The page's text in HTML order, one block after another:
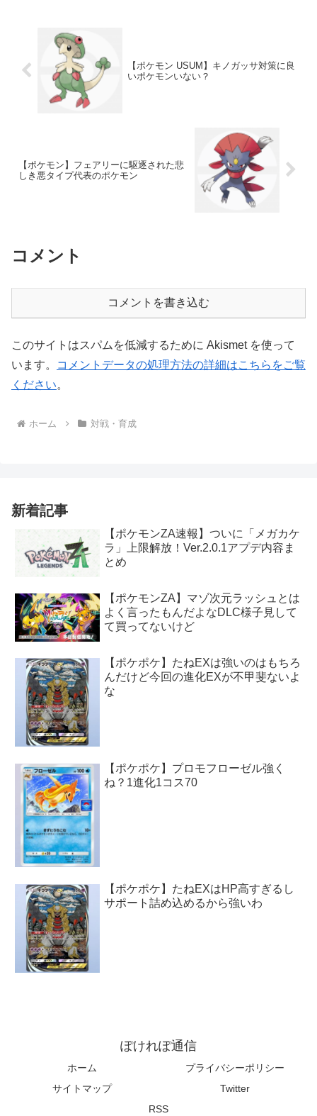
【ポケモン USUM】キノガッサ対策に良
いポケモンいない？
【ポケモン】フェアリーに駆逐された悲
しき悪タイプ代表のポケモン
コメント
コメントを書き込む
このサイトはスパムを低減するために Akismet を使って
います。
コメントデータの処理方法の詳細はこちらをご覧
ください。
ホーム 対戦・育成
新着記事
【ポケモンZA速報】ついに「メガカケ
ラ」上限解放！Ver.2.0.1アプデ内容ま
とめ
【ポケモンZA】マゾ次元ラッシュとは
よく言ったもんだよなDLC様子見して
て買ってないけど
【ポケポケ】たねEXは強いのはもちろ
んだけど今回の進化EXが不甲斐ないよ
な
【ポケポケ】プロモフローゼル強く
ね？1進化1コス70
【ポケポケ】たねEXはHP高すぎるし
サポート詰め込めるから強いわ
ぽけれぽ通信
ホーム
プライバシーポリシー
サイトマップ
Twitter
RSS